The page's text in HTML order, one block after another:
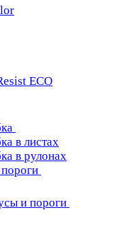
ECO
в листах
в рулонах
и пороги